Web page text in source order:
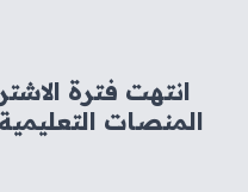
انتهت فترة
المنصات